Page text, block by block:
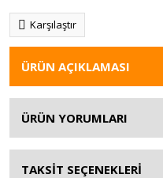
Karşılaştır
ÜRÜN AÇIKLAMASI
ÜRÜN YORUMLARI
TAKSİT SEÇENEKLERİ